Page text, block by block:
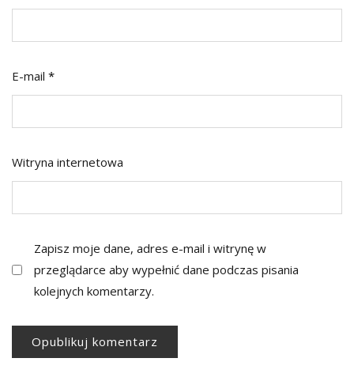
E-mail *
Witryna internetowa
Zapisz moje dane, adres e-mail i witrynę w
przeglądarce aby wypełnić dane podczas pisania
kolejnych komentarzy.